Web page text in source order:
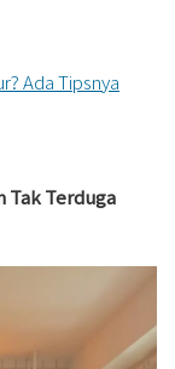
Ada Tipsnya
Tak Terduga